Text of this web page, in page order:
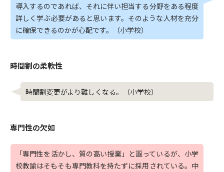
導入するのであれば、それに伴い担当する分野をある程度
詳しく学ぶ必要があると思います。そのような人材を充分
に確保できるのかが心配です。（小学校）
時間割の柔軟性
時間割変更がより難しくなる。（小学校）
専門性の欠如
「専門性を活かし、質の高い授業」と謳っているが、小学
校教諭はそもそも専門教科を持たずに採用されている。中